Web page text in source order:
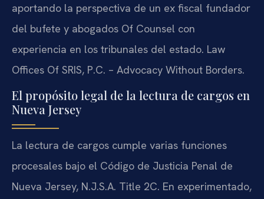
aportando la perspectiva de un ex fiscal fundador
del bufete y abogados Of Counsel con
experiencia en los tribunales del estado. Law
Offices Of SRIS, P.C. – Advocacy Without Borders.
El propósito legal de la lectura de cargos en
Nueva Jersey
La lectura de cargos cumple varias funciones
procesales bajo el Código de Justicia Penal de
Nueva Jersey, N.J.S.A. Title 2C. En experimentado,